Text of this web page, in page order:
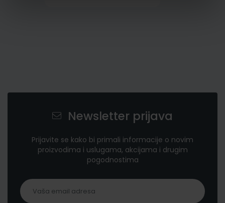
Newsletter prijava
Prijavite se kako bi primali informacije o novim
proizvodima i uslugama, akcijama i drugim
pogodnostima